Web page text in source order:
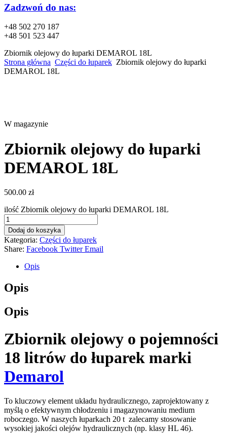
Zadzwoń do nas:
+48 502 270 187
+48 501 523 447
Zbiornik olejowy do łuparki DEMAROL 18L
Strona główna Części do łuparek Zbiornik olejowy do łuparki
DEMAROL 18L
W magazynie
Zbiornik olejowy do łuparki
DEMAROL 18L
500.00 zł
ilość Zbiornik olejowy do łuparki DEMAROL 18L
Dodaj do koszyka
Kategoria: Części do łuparek
Share: Facebook Twitter Email
Opis
Opis
Opis
Zbiornik olejowy o pojemności
18 litrów do łuparek marki
Demarol
To kluczowy element układu hydraulicznego, zaprojektowany z
myślą o efektywnym chłodzeniu i magazynowaniu medium
roboczego. W naszych łuparkach 20 t zalecamy stosowanie
wysokiej jakości olejów hydraulicznych (np. klasy HL 46).